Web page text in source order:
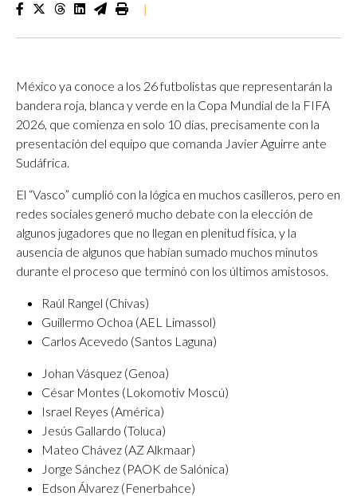
|
México ya conoce a los 26 futbolistas que representarán la
bandera roja, blanca y verde en la Copa Mundial de la FIFA
2026, que comienza en solo 10 días, precisamente con la
presentación del equipo que comanda Javier Aguirre ante
Sudáfrica.
El “Vasco” cumplió con la lógica en muchos casilleros, pero en
redes sociales generó mucho debate con la elección de
algunos jugadores que no llegan en plenitud física, y la
ausencia de algunos que habían sumado muchos minutos
durante el proceso que terminó con los últimos amistosos.
Raúl Rangel (Chivas)
Guillermo Ochoa (AEL Limassol)
Carlos Acevedo (Santos Laguna)
Johan Vásquez (Genoa)
César Montes (Lokomotiv Moscú)
Israel Reyes (América)
Jesús Gallardo (Toluca)
Mateo Chávez (AZ Alkmaar)
Jorge Sánchez (PAOK de Salónica)
Edson Álvarez (Fenerbahce)